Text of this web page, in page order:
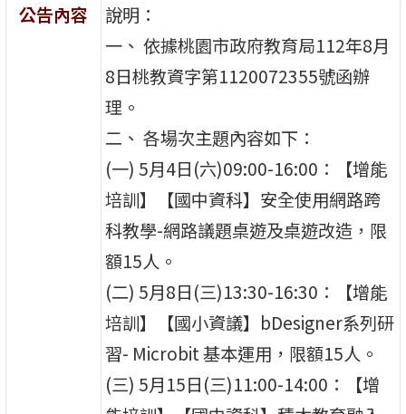
公告內容
說明：
一、 依據桃園市政府教育局112年8月
8日桃教資字第1120072355號函辦
理。
二、 各場次主題內容如下：
(一) 5月4日(六)09:00-16:00：【增能
培訓】【國中資科】安全使用網路跨
科教學-網路議題桌遊及桌遊改造，限
額15人。
(二) 5月8日(三)13:30-16:30：【增能
培訓】【國小資議】bDesigner系列研
習- Microbit 基本運用，限額15人。
(三) 5月15日(三)11:00-14:00：【增